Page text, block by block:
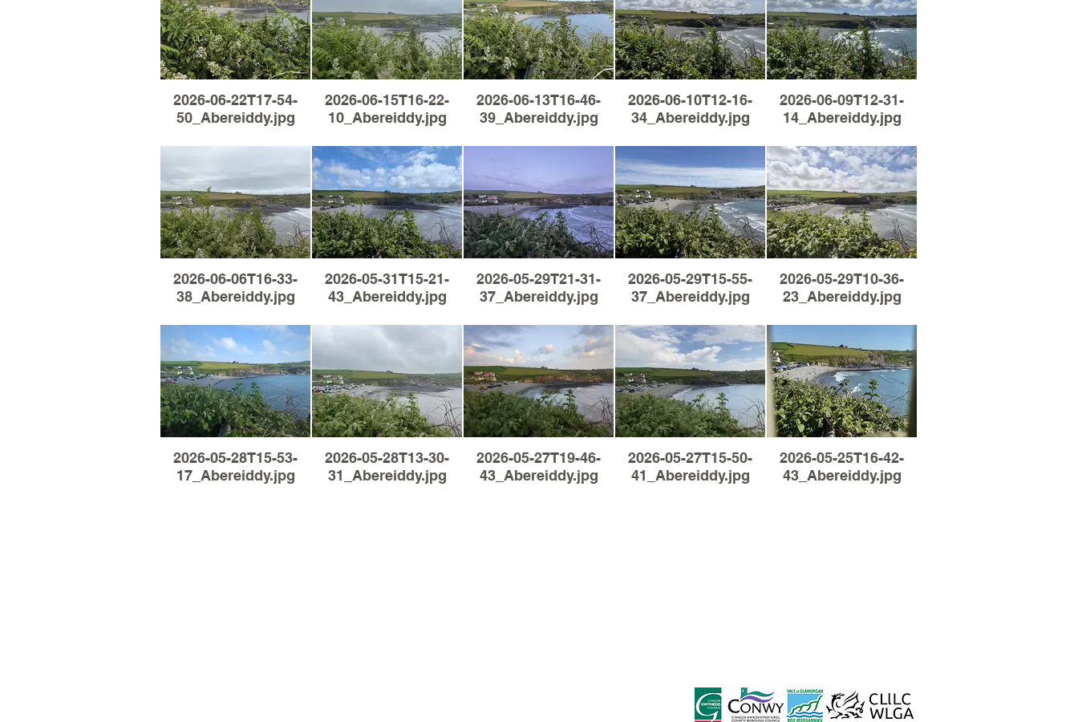
2026-06-22T17-54-
50_Abereiddy.jpg
2026-06-15T16-22-
10_Abereiddy.jpg
2026-06-13T16-46-
39_Abereiddy.jpg
2026-06-10T12-16-
34_Abereiddy.jpg
2026-06-09T12-31-
14_Abereiddy.jpg
2026-06-06T16-33-
38_Abereiddy.jpg
2026-05-31T15-21-
43_Abereiddy.jpg
2026-05-29T21-31-
37_Abereiddy.jpg
2026-05-29T15-55-
37_Abereiddy.jpg
2026-05-29T10-36-
23_Abereiddy.jpg
2026-05-28T15-53-
17_Abereiddy.jpg
2026-05-28T13-30-
31_Abereiddy.jpg
2026-05-27T19-46-
43_Abereiddy.jpg
2026-05-27T15-50-
41_Abereiddy.jpg
2026-05-25T16-42-
43_Abereiddy.jpg